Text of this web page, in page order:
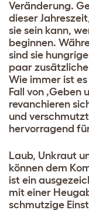
Veränderung.
dieser
sie sein kann,
beginnen.
sind sie
paar
Wie immer ist
Fall von ‚Geben
revanchieren
und
hervorragend
Laub, Unkraut
können dem
ist ein
mit einer
schmutzige